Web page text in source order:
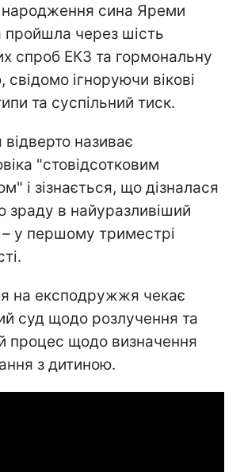
сина Яреми
пройшла через шість
спроб ЕКЗ та гормональну
свідомо ігноруючи вікові
та суспільний тиск.
відверто називає
"стовідсотковим
і зізнається, що дізналася
зраду в найуразливіший
у першому триместрі
на експодружжя чекає
суд щодо розлучення та
процес щодо визначення
з дитиною.